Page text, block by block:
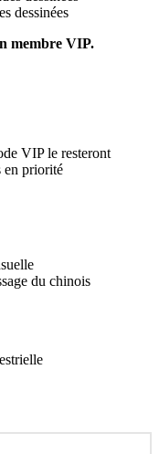
dessinées
membre VIP.
VIP le resteront
en priorité
du chinois